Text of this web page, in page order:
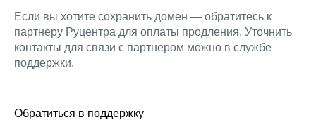
Если вы хотите сохранить домен — обратитесь к
партнеру Руцентра для оплаты продления. Уточнить
контакты для связи с партнером можно в службе
поддержки.
Обратиться в поддержку